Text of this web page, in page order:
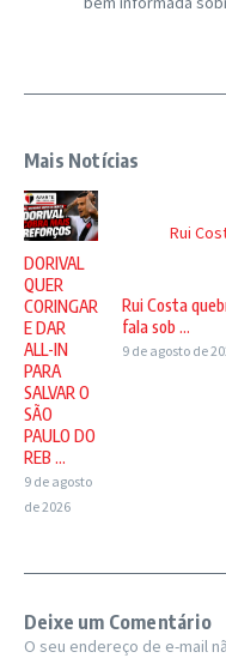
Mais Notícias
DORIVAL
QUER
CORINGAR
E DAR
ALL-IN
PARA
SALVAR O
SÃO
PAULO DO
REB ...
9 de agosto
de 2026
Rui
Rui Costa
fala sob ...
9 de agosto de
Deixe um Comentário
O seu endereço de e-mail